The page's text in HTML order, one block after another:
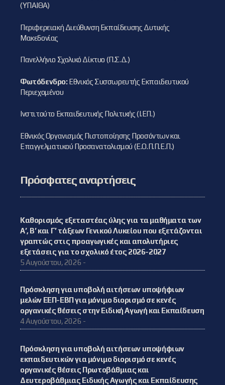
(ΥΠΑΙΘΑ)
Περιφερειακή Διεύθυνση Εκπαίδευσης Δυτικής
Μακεδονίας
Πανελλήνιο Σχολικό Δίκτυο (Π.Σ.Δ.)
Φωτόδενδρο:Εθνικός Συσσωρευτής Εκπαιδευτικού
Περιεχομένου
Ινστιτούτο Εκπαιδευτικής Πολιτικής (Ι.ΕΠ.)
Εθνικός Οργανισμός Πιστοποίησης Προσόντων και
Επαγγελματικού Προσανατολισμού (Ε.Ο.Π.Π.Ε.Π.)
Πρόσφατες αναρτήσεις
Καθορισμός εξεταστέας ύλης για τα μαθήματα των
Α’, Β’ και Γ’ τάξεων Γενικού Λυκείου που εξετάζονται
γραπτώς στις προαγωγικές και απολυτήριες
εξετάσεις για το σχολικό έτος 2026-2027
5 Αυγούστου, 2026 -
Πρόσκληση για υποβολή αιτήσεων υποψήφιων
μελών ΕΕΠ-ΕΒΠ για μόνιμο διορισμό σε κενές
οργανικές θέσεις στην Ειδική Αγωγή και Εκπαίδευση
4 Αυγούστου, 2026 -
Πρόσκληση για υποβολή αιτήσεων υποψήφιων
εκπαιδευτικών για μόνιμο διορισμό σε κενές
οργανικές θέσεις Πρωτοβάθμιας και
Δευτεροβάθμιας Ειδικής Αγωγής και Εκπαίδευσης